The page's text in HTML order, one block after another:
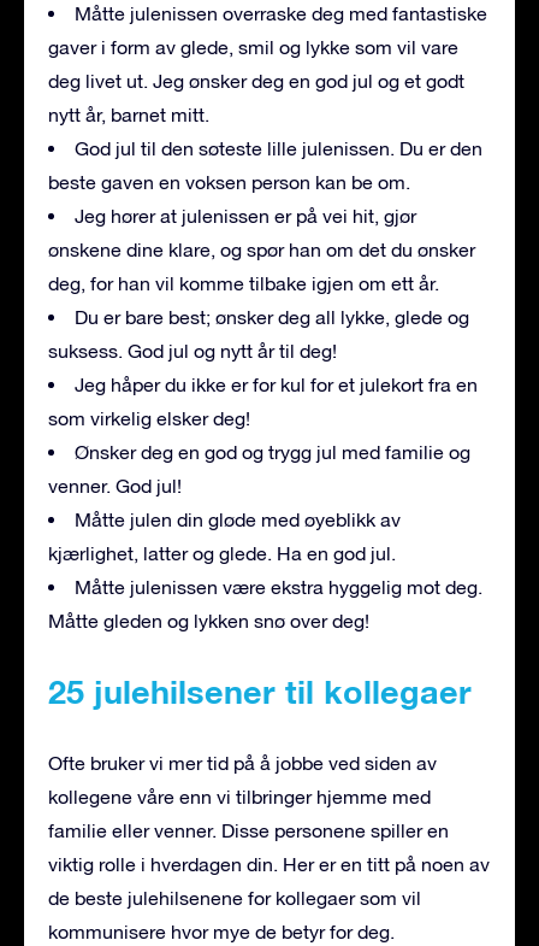
Måtte julenissen overraske deg med fantastiske
gaver i form av glede, smil og lykke som vil vare
deg livet ut. Jeg ønsker deg en god jul og et godt
nytt år, barnet mitt.
God jul til den søteste lille julenissen. Du er den
beste gaven en voksen person kan be om.
Jeg hører at julenissen er på vei hit, gjør
ønskene dine klare, og spør han om det du ønsker
deg, for han vil komme tilbake igjen om ett år.
Du er bare best; ønsker deg all lykke, glede og
suksess. God jul og nytt år til deg!
Jeg håper du ikke er for kul for et julekort fra en
som virkelig elsker deg!
Ønsker deg en god og trygg jul med familie og
venner. God jul!
Måtte julen din gløde med øyeblikk av
kjærlighet, latter og glede. Ha en god jul.
Måtte julenissen være ekstra hyggelig mot deg.
Måtte gleden og lykken snø over deg!
25 julehilsener til kollegaer
Ofte bruker vi mer tid på å jobbe ved siden av
kollegene våre enn vi tilbringer hjemme med
familie eller venner. Disse personene spiller en
viktig rolle i hverdagen din. Her er en titt på noen av
de beste julehilsenene for kollegaer som vil
kommunisere hvor mye de betyr for deg.